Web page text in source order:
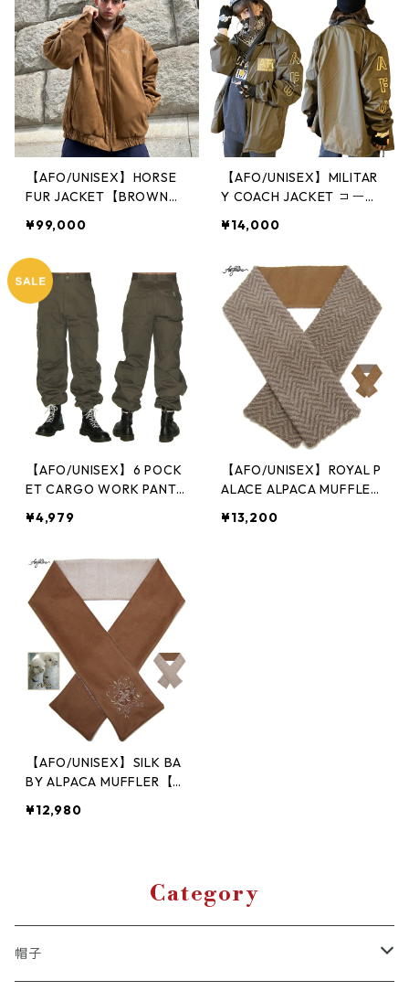
柄 モノグラム
【AFO/UNISEX】HORSE
FUR JACKET【BROWN】
¥99,000
【AFO/UNISEX】MILITAR
Y COACH JACKET コーチ
全受注生産】ミリタリー
¥14,000
【AFO/UNISEX】6 POCK
ET CARGO WORK PANTS
¥4,979
【AFO/UNISEX】ROYAL P
ALACE ALPACA MUFFLER
（アルパカ）
¥13,200
【AFO/UNISEX】SILK BA
BY ALPACA MUFFLER【ベ
カ
¥12,980
Category
帽子